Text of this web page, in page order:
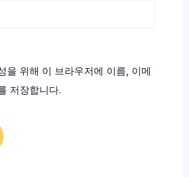
을 위해 이 브라우저에 이름, 이메
저장합니다.